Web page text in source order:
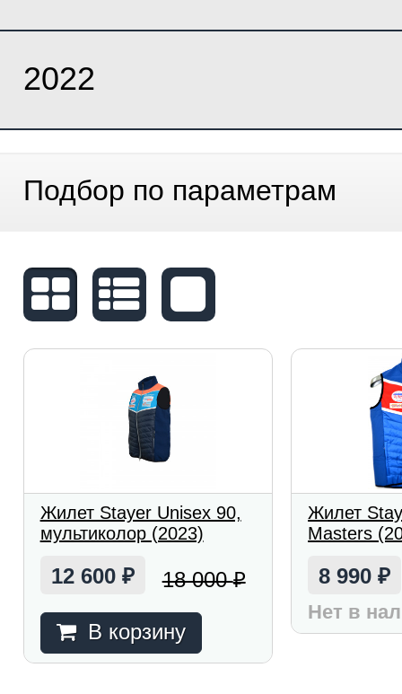
2022
Подбор по параметрам
Жилет Stayer Unisex 90,
мультиколор (2023)
12 600 ₽ 18 000₽
В корзину
Жилет
Masters
8 990₽
Нет в